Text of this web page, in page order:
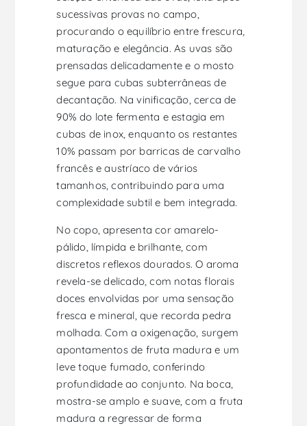
sucessivas provas no campo,
procurando o equilíbrio entre frescura,
maturação e elegância. As uvas são
prensadas delicadamente e o mosto
segue para cubas subterrâneas de
decantação. Na vinificação, cerca de
90% do lote fermenta e estagia em
cubas de inox, enquanto os restantes
10% passam por barricas de carvalho
francês e austríaco de vários
tamanhos, contribuindo para uma
complexidade subtil e bem integrada.
No copo, apresenta cor amarelo-
pálido, límpida e brilhante, com
discretos reflexos dourados. O aroma
revela-se delicado, com notas florais
doces envolvidas por uma sensação
fresca e mineral, que recorda pedra
molhada. Com a oxigenação, surgem
apontamentos de fruta madura e um
leve toque fumado, conferindo
profundidade ao conjunto. Na boca,
mostra-se amplo e suave, com a fruta
madura a regressar de forma